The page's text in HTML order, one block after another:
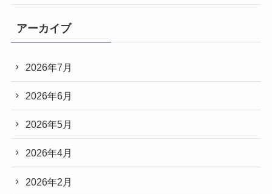
アーカイブ
2026年7月
2026年6月
2026年5月
2026年4月
2026年2月